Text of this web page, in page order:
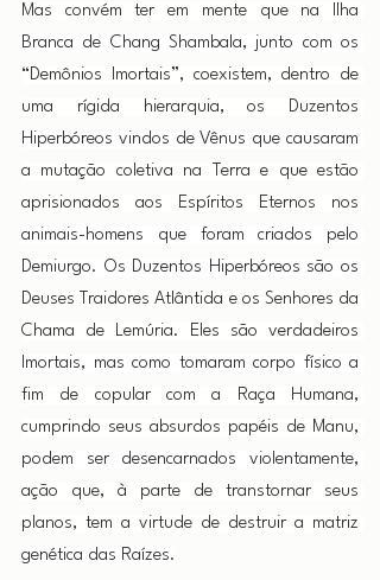
Mas convém ter em mente que na Ilha
Branca de Chang Shambala, junto com os
“Demônios Imortais”, coexistem, dentro de
uma rígida hierarquia, os Duzentos
Hiperbóreos vindos de Vênus que causaram
a mutação coletiva na Terra e que estão
aprisionados aos Espíritos Eternos nos
animais-homens que foram criados pelo
Demiurgo. Os Duzentos Hiperbóreos são os
Deuses Traidores Atlântida e os Senhores da
Chama de Lemúria. Eles são verdadeiros
Imortais, mas como tomaram corpo físico a
fim de copular com a Raça Humana,
cumprindo seus absurdos papéis de Manu,
podem ser desencarnados violentamente,
ação que, à parte de transtornar seus
planos, tem a virtude de destruir a matriz
genética das Raízes.